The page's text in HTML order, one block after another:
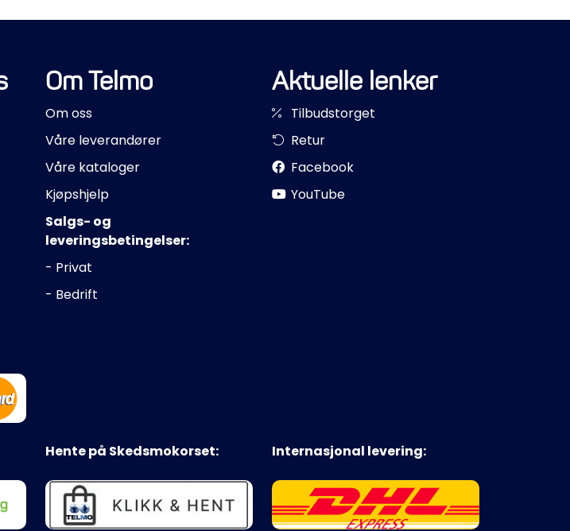
Om Telmo
Om oss
Våre leverandører
Våre kataloger
Kjøpshjelp
Salgs- og
leveringsbetingelser:
- Privat
- Bedrift
Aktuelle lenker
Tilbudstorget
Retur
Facebook
YouTube
Hente på Skedsmokorset: Internasjonal levering: